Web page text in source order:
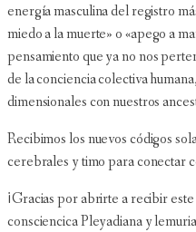
energía masculina del registro
miedo a la muerte» o «apego a
pensamiento que ya no nos
de la conciencia colectiva
dimensionales con nuestros
Recibimos los nuevos códigos
cerebrales y timo para conectar
¡Gracias por abrirte a recibir
consciencica Pleyadiana y